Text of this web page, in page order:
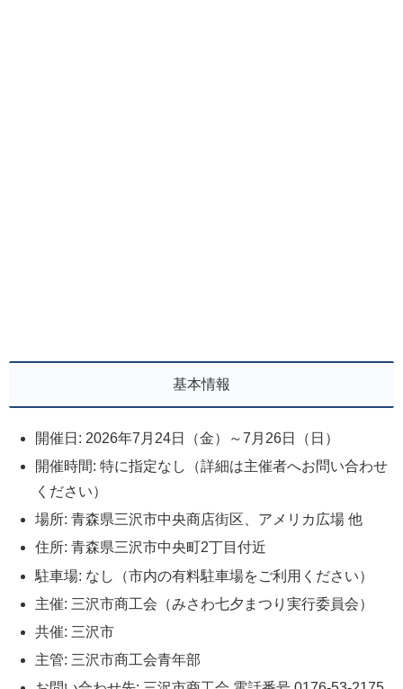
基本情報
開催日: 2026年7月24日（金）～7月26日（日）
開催時間: 特に指定なし（詳細は主催者へお問い合わせ
ください）
場所: 青森県三沢市中央商店街区、アメリカ広場 他
住所: 青森県三沢市中央町2丁目付近
駐車場: なし（市内の有料駐車場をご利用ください）
主催: 三沢市商工会（みさわ七夕まつり実行委員会）
共催: 三沢市
主管: 三沢市商工会青年部